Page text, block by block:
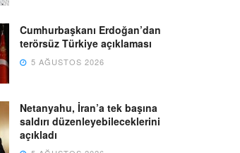
Cumhurbaşkanı Erdoğan’dan
terörsüz Türkiye açıklaması
5 AĞUSTOS 2026
Netanyahu, İran’a tek başına
saldırı düzenleyebileceklerini
açıkladı